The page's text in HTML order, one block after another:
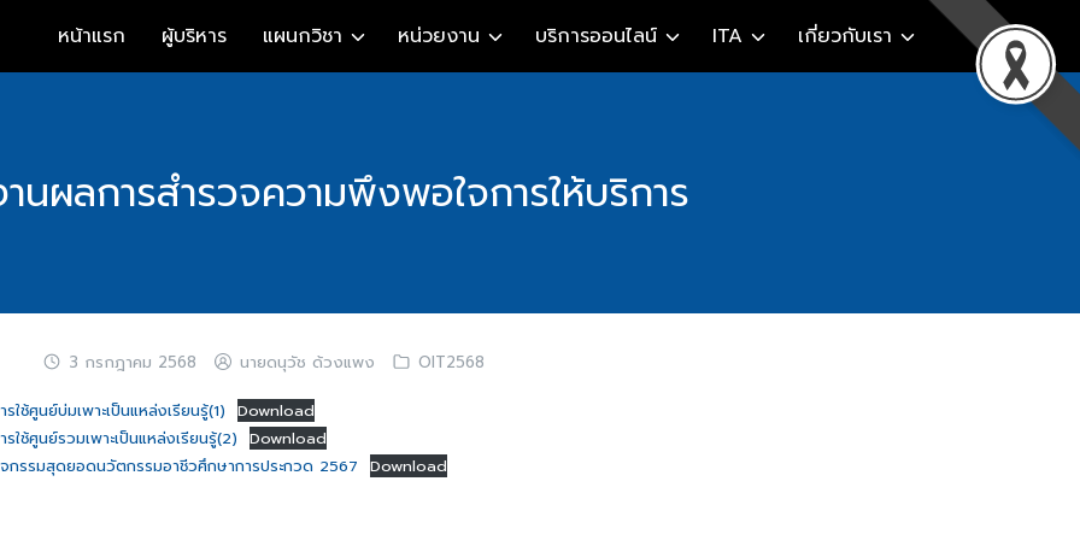
หน้าแรก ผู้บริหาร แผนกวิชา หน่วยงาน บริการออนไลน์ ITA เกี่ยวกับเรา
นผลการสำรวจความพึงพอใจการให้บริการ
3 กรกฎาคม 2568 นายดนุวัช ด้วงแพง OIT2568
ช้ศูนย์บ่มเพาะเป็นแหล่งเรียนรู้(1) Download
ใช้ศูนย์รวมเพาะเป็นแหล่งเรียนรู้(2) Download
กรรมสุดยอดนวัตกรรมอาชีวศึกษาการประกวด 2567 Download